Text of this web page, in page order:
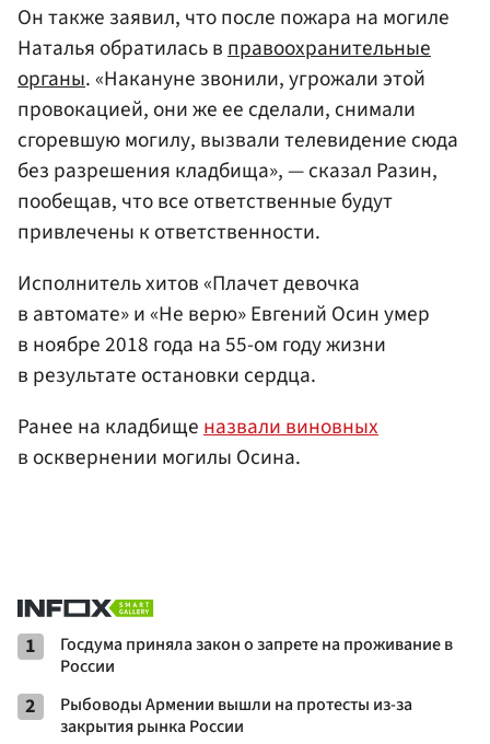
Он также заявил, что после пожара на могиле
Наталья обратилась в правоохранительные
органы. «Накануне звонили, угрожали этой
провокацией, они же ее сделали, снимали
сгоревшую могилу, вызвали телевидение сюда
без разрешения кладбища», — сказал Разин,
пообещав, что все ответственные будут
привлечены к ответственности.
Исполнитель хитов «Плачет девочка
в автомате» и «Не верю» Евгений Осин умер
в ноябре 2018 года на 55-ом году жизни
в результате остановки сердца.
Ранее на кладбищеназвали виновных
в осквернении могилы Осина.
1
Госдума приняла закон о запрете на проживание в
России
2
Рыбоводы Армении вышли на протесты из-за
закрытия рынка России